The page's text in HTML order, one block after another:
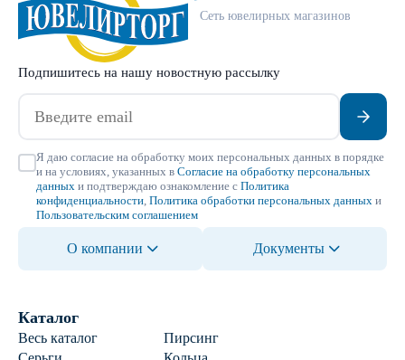
Сеть ювелирных магазинов
Подпишитесь на нашу новостную рассылку
Я даю согласие на обработку моих персональных данных в порядке
и на условиях, указанных в Согласие на обработку персональных
данных и подтверждаю ознакомление с Политика
конфиденциальности Политика обработки персональных данных и
Пользовательским соглашением
О компании Документы
Каталог
Весь каталог
Пирсинг